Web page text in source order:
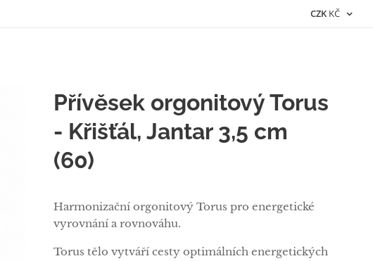
CZK KČ
Přívěsek orgonitový Torus
- Křišťál, Jantar 3,5 cm
(60)
Harmonizační orgonitový Torus pro energetické
vyrovnání a rovnováhu.
Torus tělo vytváří cesty optimálních energetických